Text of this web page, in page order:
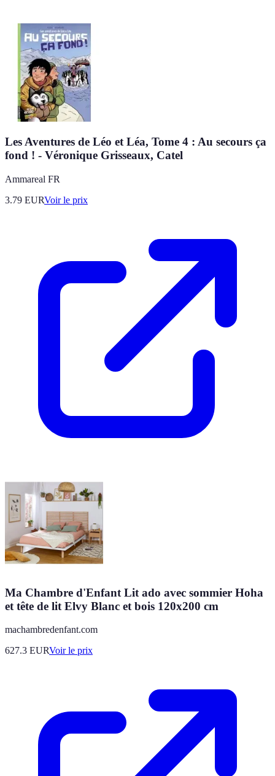
Les Aventures de Léo et Léa, Tome 4 : Au secours ça
fond ! - Véronique Grisseaux, Catel
Ammareal FR
3.79 EURVoir le prix
Ma Chambre d'Enfant Lit ado avec sommier Hoha
et tête de lit Elvy Blanc et bois 120x200 cm
machambredenfant.com
627.3 EURVoir le prix